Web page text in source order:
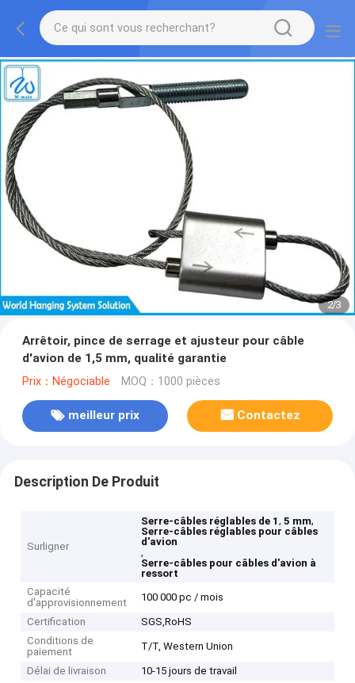
2/3
Arrêtoir, pince de serrage et ajusteur pour câble
d'avion de 1,5 mm, qualité garantie
Prix：Négociable MOQ：1000 pièces
meilleur prix Contactez
Description De Produit
Surligner
Serre-câbles réglables de 1,5 mm,
Serre-câbles réglables pour câbles
d'avion
,
Serre-câbles pour câbles d'avion à
ressort
Capacité
d'approvisionnement
100 000 pc / mois
Certification
SGS,RoHS
Conditions de
paiement
T/T, Western Union
Délai de livraison 10-15 jours de travail